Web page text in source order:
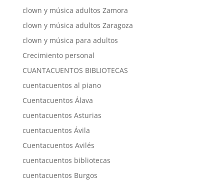
clown y música adultos Zamora
clown y música adultos Zaragoza
clown y música para adultos
Crecimiento personal
CUANTACUENTOS BIBLIOTECAS
cuentacuentos al piano
Cuentacuentos Álava
cuentacuentos Asturias
cuentacuentos Ávila
Cuentacuentos Avilés
cuentacuentos bibliotecas
cuentacuentos Burgos